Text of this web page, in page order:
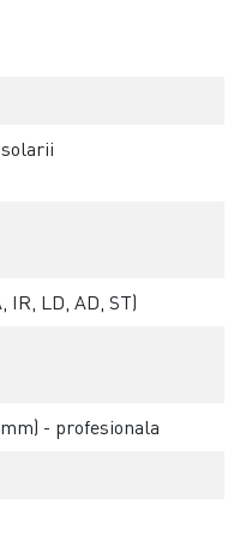
IR, LD, AD, ST)
- profesionala